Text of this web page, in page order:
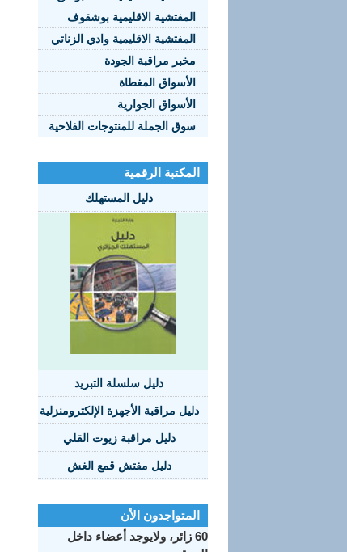
المفتشية الاقليمية بوشقوف
المفتشية الاقليمية وادي الزناتي
مخبر مراقبة الجودة
الأسواق المغطاة
الأسواق الجوارية
سوق الجملة للمنتوجات الفلاحية
المكتبة الرقمية
دليل المستهلك
دليل سلسلة التبريد
دليل مراقبة الأجهزة الإلكترومنزلية
دليل مراقبة زيوت القلي
دليل مفتش قمع الغش
المتواجدون الأن
60 زائر، ولايوجد أعضاء داخل